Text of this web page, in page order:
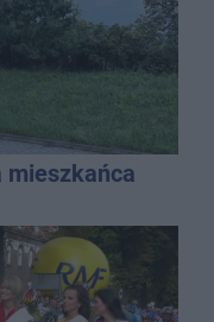
mieszkańca